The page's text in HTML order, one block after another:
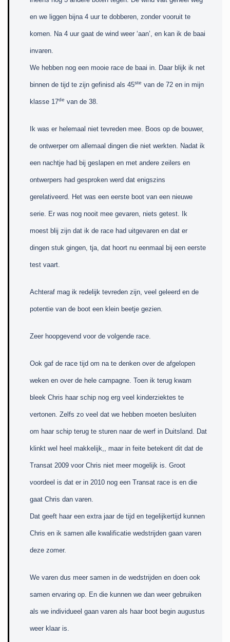
en we liggen bijna 4 uur te dobberen, zonder vooruit te
komen. Na 4 uur gaat de wind weer ‘aan’, en kan ik de baai
invaren.
We hebben nog een mooie race de baai in. Daar blijk ik net
binnen de tijd te zijn gefinisd als 45ste van de 72 en in mijn
klasse 17de van de 38.
Ik was er helemaal niet tevreden mee. Boos op de bouwer,
de ontwerper om allemaal dingen die niet werkten. Nadat ik
een nachtje had bij geslapen en met andere zeilers en
ontwerpers had gesproken werd dat enigszins
gerelativeerd. Het was een eerste boot van een nieuwe
serie. Er was nog nooit mee gevaren, niets getest. Ik
moest blij zijn dat ik de race had uitgevaren en dat er
dingen stuk gingen, tja, dat hoort nu eenmaal bij een eerste
test vaart.
Achteraf mag ik redelijk tevreden zijn, veel geleerd en de
potentie van de boot een klein beetje gezien.
Zeer hoopgevend voor de volgende race.
Ook gaf de race tijd om na te denken over de afgelopen
weken en over de hele campagne. Toen ik terug kwam
bleek Chris haar schip nog erg veel kinderziektes te
vertonen. Zelfs zo veel dat we hebben moeten besluiten
om haar schip terug te sturen naar de werf in Duitsland. Dat
klinkt wel heel makkelijk,, maar in feite betekent dit dat de
Transat 2009 voor Chris niet meer mogelijk is. Groot
voordeel is dat er in 2010 nog een Transat race is en die
gaat Chris dan varen.
Dat geeft haar een extra jaar de tijd en tegelijkertijd kunnen
Chris en ik samen alle kwalificatie wedstrijden gaan varen
deze zomer.
We varen dus meer samen in de wedstrijden en doen ook
samen ervaring op. En die kunnen we dan weer gebruiken
als we individueel gaan varen als haar boot begin augustus
weer klaar is.